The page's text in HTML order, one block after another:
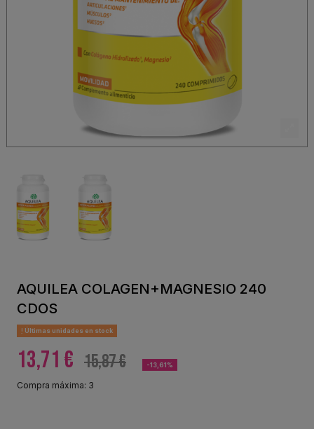
AQUILEA COLAGEN+MAGNESIO 240
CDOS
Últimas unidades en stock
13,71 € 15,87 € -13,61%
Compra máxima: 3